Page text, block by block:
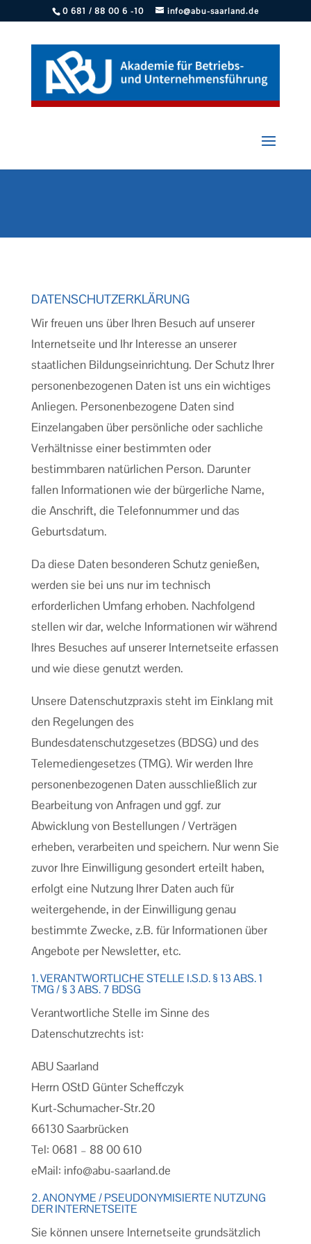
0 681 / 88 00 6 -10 info@abu-saarland.de
DATENSCHUTZERKLÄRUNG
Wir freuen uns über Ihren Besuch auf unserer
Internetseite und Ihr Interesse an unserer
staatlichen Bildungseinrichtung. Der Schutz Ihrer
personenbezogenen Daten ist uns ein wichtiges
Anliegen. Personenbezogene Daten sind
Einzelangaben über persönliche oder sachliche
Verhältnisse einer bestimmten oder
bestimmbaren natürlichen Person. Darunter
fallen Informationen wie der bürgerliche Name,
die Anschrift, die Telefonnummer und das
Geburtsdatum.
Da diese Daten besonderen Schutz genießen,
werden sie bei uns nur im technisch
erforderlichen Umfang erhoben. Nachfolgend
stellen wir dar, welche Informationen wir während
Ihres Besuches auf unserer Internetseite erfassen
und wie diese genutzt werden.
Unsere Datenschutzpraxis steht im Einklang mit
den Regelungen des
Bundesdatenschutzgesetzes (BDSG) und des
Telemediengesetzes (TMG). Wir werden Ihre
personenbezogenen Daten ausschließlich zur
Bearbeitung von Anfragen und ggf. zur
Abwicklung von Bestellungen / Verträgen
erheben, verarbeiten und speichern. Nur wenn Sie
zuvor Ihre Einwilligung gesondert erteilt haben,
erfolgt eine Nutzung Ihrer Daten auch für
weitergehende, in der Einwilligung genau
bestimmte Zwecke, z.B. für Informationen über
Angebote per Newsletter, etc.
1. VERANTWORTLICHE STELLE I.S.D. § 13 ABS. 1
TMG / § 3 ABS. 7 BDSG
Verantwortliche Stelle im Sinne des
Datenschutzrechts ist:
ABU Saarland
Herrn OStD Günter Scheffczyk
Kurt-Schumacher-Str.20
66130 Saarbrücken
Tel: 0681 – 88 00 610
eMail: info@abu-saarland.de
2. ANONYME / PSEUDONYMISIERTE NUTZUNG
DER INTERNETSEITE
Sie können unsere Internetseite grundsätzlich